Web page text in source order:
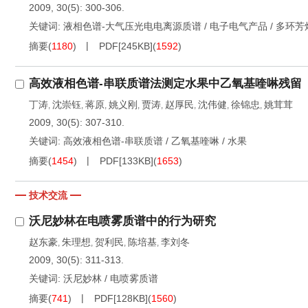
2009, 30(5): 300-306.
关键词: 液相色谱-大气压光电电离源质谱 / 电子电气产品 / 多环芳
摘要(1180) PDF[245KB](1592)
高效液相色谱-串联质谱法测定水果中乙氧基喹啉残留
丁涛, 沈崇钰, 蒋原, 姚义刚 , 贾涛, 赵厚民, 沈伟健, 徐锦忠 , 姚茸茸
2009, 30(5): 307-310.
关键词: 高效液相色谱-串联质谱 / 乙氧基喹啉 / 水果
摘要(1454) PDF[133KB](1653)
技术交流
沃尼妙林在电喷雾质谱中的行为研究
赵东豪, 朱理想, 贺利民, 陈培基, 李刘冬
2009, 30(5): 311-313.
关键词: 沃尼妙林 / 电喷雾质谱
摘要(741) PDF[128KB](1560)